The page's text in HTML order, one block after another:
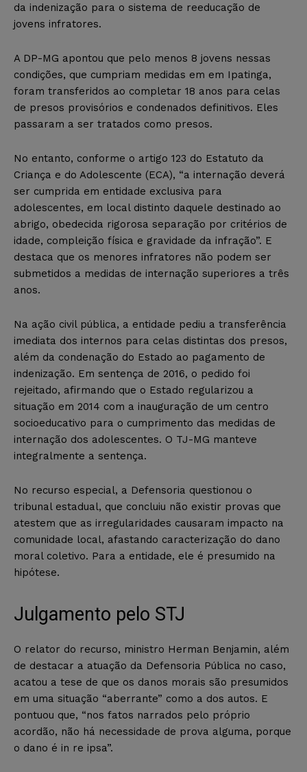
da indenização para o sistema de reeducação de
jovens infratores.
A DP-MG apontou que pelo menos 8 jovens nessas
condições, que cumpriam medidas em em Ipatinga,
foram transferidos ao completar 18 anos para celas
de presos provisórios e condenados definitivos. Eles
passaram a ser tratados como presos.
No entanto, conforme o artigo 123 do Estatuto da
Criança e do Adolescente (ECA), “a internação deverá
ser cumprida em entidade exclusiva para
adolescentes, em local distinto daquele destinado ao
abrigo, obedecida rigorosa separação por critérios de
idade, compleição física e gravidade da infração”. E
destaca que os menores infratores não podem ser
submetidos a medidas de internação superiores a três
anos.
Na ação civil pública, a entidade pediu a transferência
imediata dos internos para celas distintas dos presos,
além da condenação do Estado ao pagamento de
indenização. Em sentença de 2016, o pedido foi
rejeitado, afirmando que o Estado regularizou a
situação em 2014 com a inauguração de um centro
socioeducativo para o cumprimento das medidas de
internação dos adolescentes. O TJ-MG manteve
integralmente a sentença.
No recurso especial, a Defensoria questionou o
tribunal estadual, que concluiu não existir provas que
atestem que as irregularidades causaram impacto na
comunidade local, afastando caracterização do dano
moral coletivo. Para a entidade, ele é presumido na
hipótese.
Julgamento pelo STJ
O relator do recurso, ministro Herman Benjamin, além
de destacar a atuação da Defensoria Pública no caso,
acatou a tese de que os danos morais são presumidos
em uma situação “aberrante” como a dos autos. E
pontuou que, “nos fatos narrados pelo próprio
acordão, não há necessidade de prova alguma, porque
o dano é in re ipsa”.